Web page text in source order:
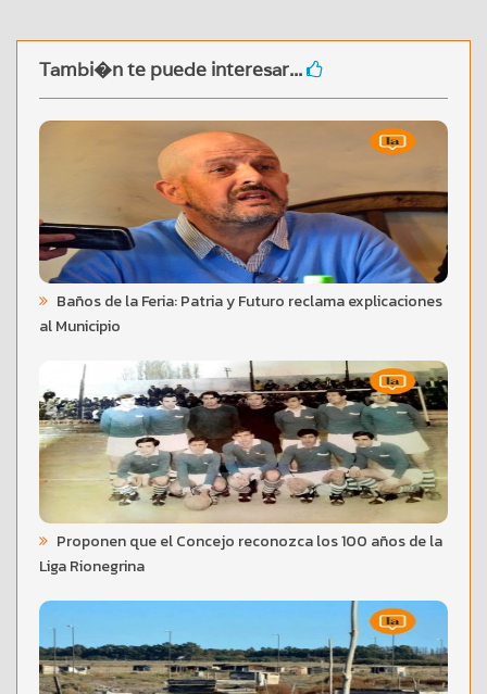
Tambi�n te puede interesar...
Baños de la Feria: Patria y Futuro reclama explicaciones
al Municipio
Proponen que el Concejo reconozca los 100 años de la
Liga Rionegrina